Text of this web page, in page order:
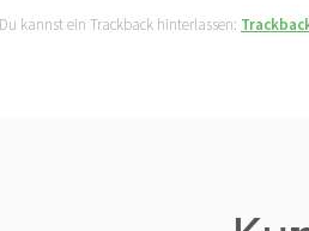
kannst ein Trackback hinterlassen: